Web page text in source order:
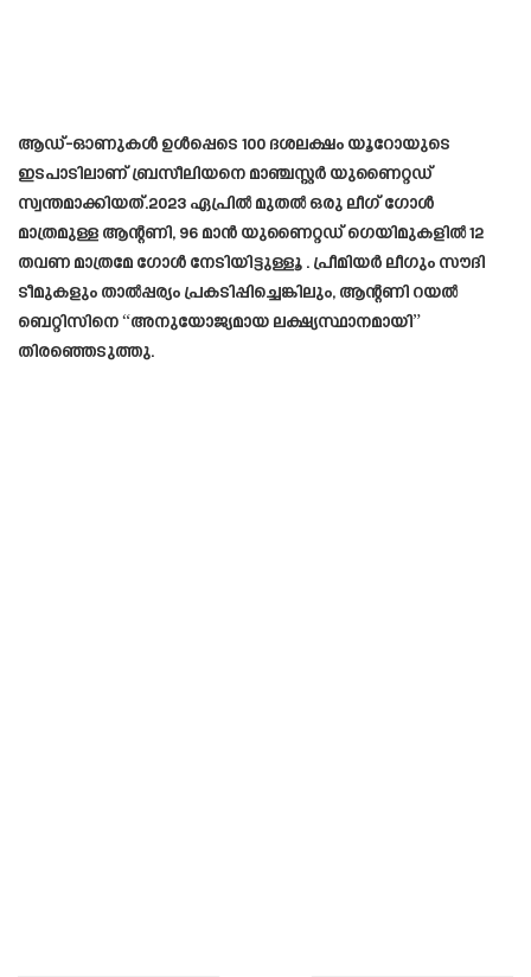
ആഡ്-ഓണുകൾ ഉൾപ്പെടെ 100 ദശലക്ഷം യൂറോയുടെ
ഇടപാടിലാണ് ബ്രസീലിയനെ മാഞ്ചസ്റ്റർ യുണൈറ്റഡ്
സ്വന്തമാക്കിയത്.2023 ഏപ്രിൽ മുതൽ ഒരു ലീഗ് ഗോൾ
മാത്രമുള്ള ആന്റണി, 96 മാൻ യുണൈറ്റഡ് ഗെയിമുകളിൽ 12
തവണ മാത്രമേ ഗോൾ നേടിയിട്ടുള്ളൂ . പ്രീമിയർ ലീഗും സൗദി
ടീമുകളും താൽപ്പര്യം പ്രകടിപ്പിച്ചെങ്കിലും, ആന്റണി റയൽ
ബെറ്റിസിനെ “അനുയോജ്യമായ ലക്ഷ്യസ്ഥാനമായി”
തിരഞ്ഞെടുത്തു.